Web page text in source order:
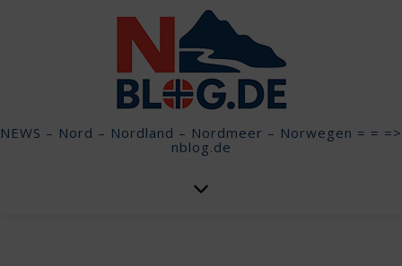
NEWS – Nord – Nordland – Nordmeer – Norwegen = = =>
nblog.de